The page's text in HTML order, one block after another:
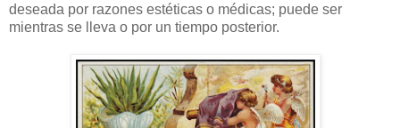
deseada por razones estéticas o médicas; puede ser
mientras se lleva o por un tiempo posterior.